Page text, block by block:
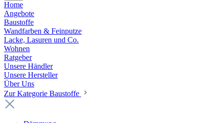
Home
Angebote
Baustoffe
Wandfarben & Feinputze
Lacke, Lasuren und Co.
Wohnen
Ratgeber
Unsere Händler
Unsere Hersteller
Über Uns
Zur Kategorie Baustoffe